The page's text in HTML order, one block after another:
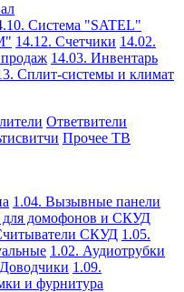
Система "SATEL"
14.12. Счетчики 14.02.
14.03. Инвентарь
Сплит-системы и климат
Ответвители
Прочее ТВ
1.04. Вызывные панели
домофонов и СКУД
СКУД 1.05.
1.02. Аудиотрубки
1.09.
и фурнитура